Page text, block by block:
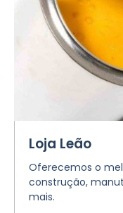
Loja Leão
Oferecemos o
construção,
mais.